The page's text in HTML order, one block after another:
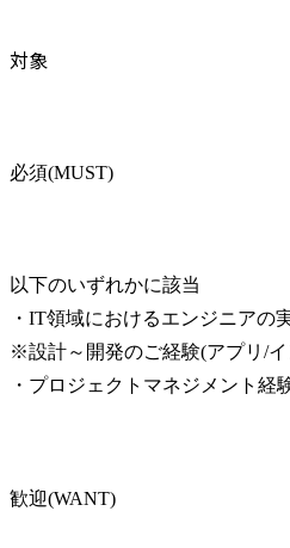
対象
必須(MUST)
以下のいずれかに該当
・IT領域におけるエンジニアの
※設計～開発のご経験(アプリ/
・プロジェクトマネジメント経
歓迎(WANT)